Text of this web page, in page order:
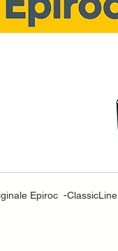
Epiroc -ClassicLine